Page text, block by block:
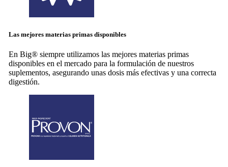
Las mejores materias primasdisponibles
En Big® siempre utilizamos las mejores materias primas
disponibles en el mercado para la formulación de nuestros
suplementos, asegurando unas dosis más efectivas y una correcta
digestión.